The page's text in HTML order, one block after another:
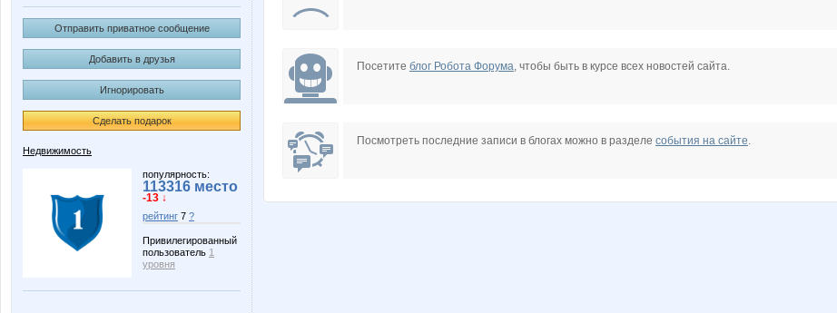
Отправить приватное сообщение
Добавить в друзья
Игнорировать
Сделать подарок
Недвижимость
популярность:
113316 место
-13 ↓
рейтинг 7 ?
Привилегированный
пользователь 1
уровня
Посетите блог Робота Форума, чтобы быть в курсе всех новостей сайта.
Посмотреть последние записи в блогах можно в разделе события на сайте.